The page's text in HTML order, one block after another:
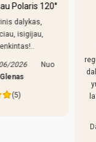
120°
Nuo
yra